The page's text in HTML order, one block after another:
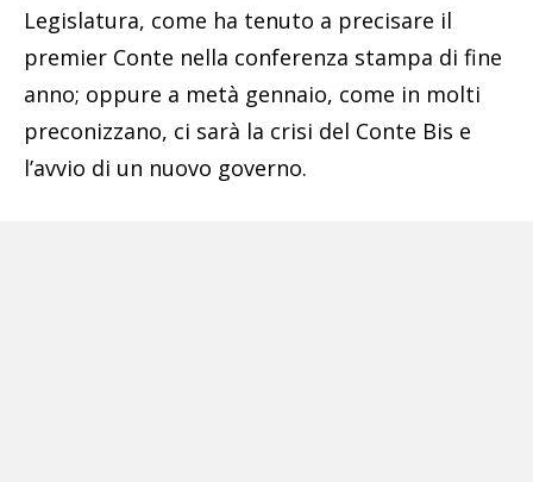
Legislatura, come ha tenuto a precisare il
premier Conte nella conferenza stampa di fine
anno; oppure a metà gennaio, come in molti
preconizzano, ci sarà la crisi del Conte Bis e
l’avvio di un nuovo governo.